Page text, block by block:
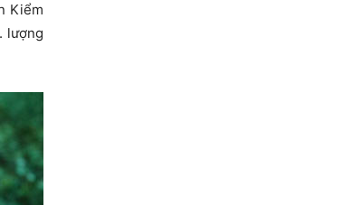
Kiểm
lượng